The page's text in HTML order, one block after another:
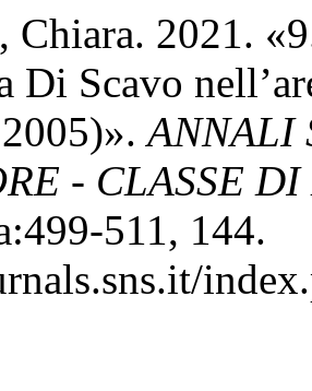
2021.
Di Scavo
ANNALI
- CLASSE
511, 144.